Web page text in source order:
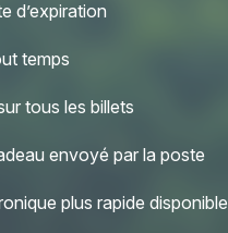
d’expiration
temps
tous les billets
envoyé par la poste
plus rapide disponible